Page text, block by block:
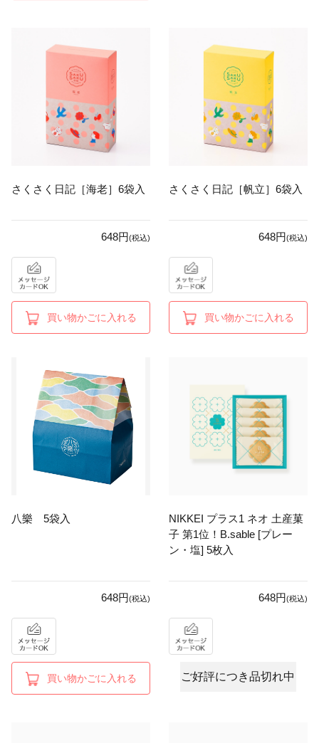
さくさく日記［海老］6袋入
648円(税込)
買い物かごに入れる
さくさく日記［帆立］6袋入
648円(税込)
買い物かごに入れる
八樂 5袋入
648円(税込)
買い物かごに入れる
NIKKEI プラス1 ネオ 土産菓
子 第1位！B.sable [プレー
ン・塩] 5枚入
648円(税込)
ご好評につき品切れ中